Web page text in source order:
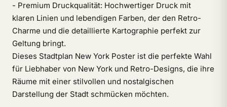
- Premium Druckqualität: Hochwertiger Druck mit
klaren Linien und lebendigen Farben, der den Retro-
Charme und die detaillierte Kartographie perfekt zur
Geltung bringt.
Dieses Stadtplan New York Poster ist die perfekte Wahl
für Liebhaber von New York und Retro-Designs, die ihre
Räume mit einer stilvollen und nostalgischen
Darstellung der Stadt schmücken möchten.